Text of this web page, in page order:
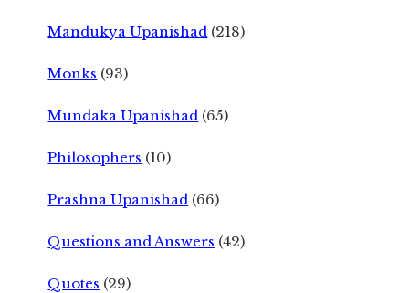
Mandukya Upanishad (218)
Monks (93)
Mundaka Upanishad (65)
Philosophers (10)
Prashna Upanishad (66)
Questions and Answers (42)
Quotes (29)